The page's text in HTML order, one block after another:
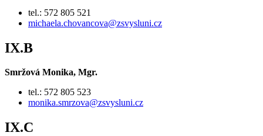
tel.: 572 805 521
michaela.chovancova@zsvysluni.cz
IX.B
Smržová Monika, Mgr.
tel.: 572 805 523
monika.smrzova@zsvysluni.cz
IX.C